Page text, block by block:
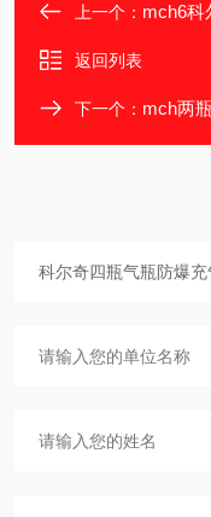
上一个： mch6科
返回列表
下一个： mch两